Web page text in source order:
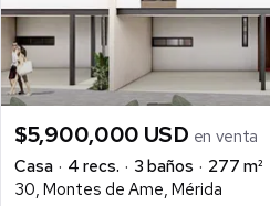
$5,900,000 USD en venta
Casa
4 recs. 3 baños
277 m²
30, Montes de Ame, Mérida